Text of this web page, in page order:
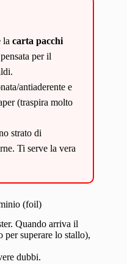
la carta pacchi
per il
antiaderente e
(traspira molto
strato di
Ti serve la vera
(foil)
Quando arriva il
per superare lo stallo),
dubbi.